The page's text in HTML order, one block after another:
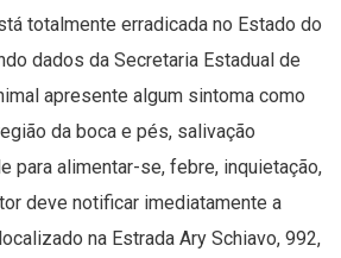
totalmente erradicada no Estado do
dados da Secretaria Estadual de
apresente algum sintoma como
da boca e pés, salivação
para alimentar-se, febre, inquietação,
deve notificar imediatamente a
na Estrada Ary Schiavo, 992,